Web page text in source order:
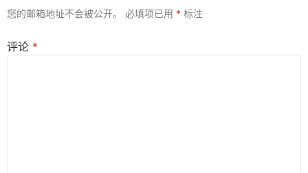
您的邮箱地址不会被公开。 必填项已用 * 标注
评论 *